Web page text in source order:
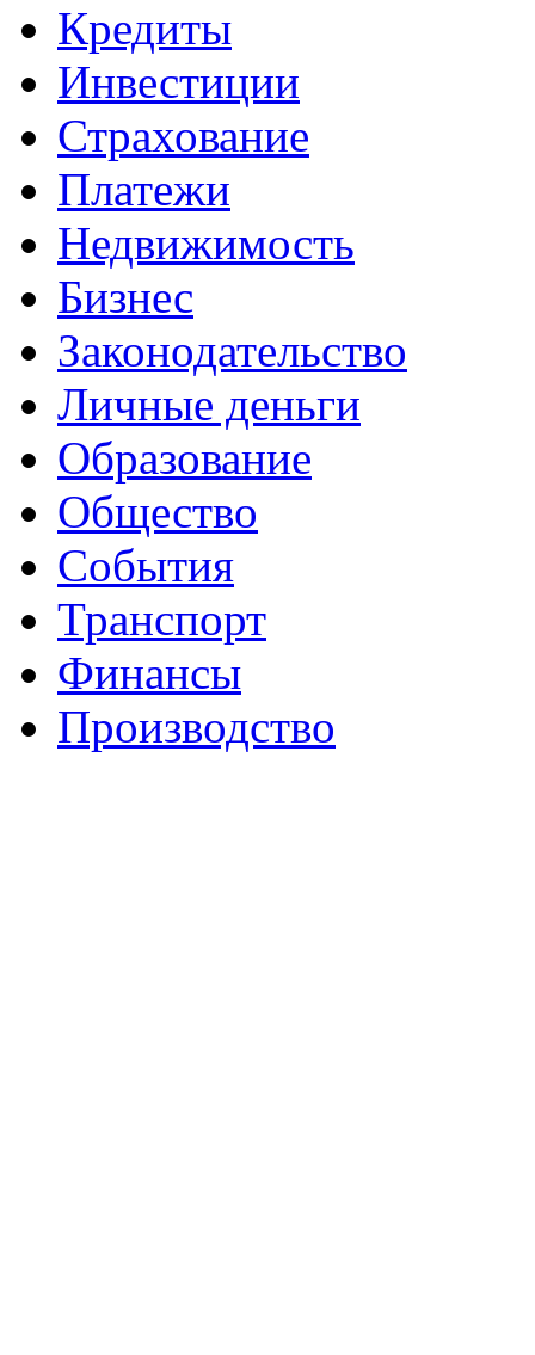
Кредиты
Инвестиции
Страхование
Платежи
Недвижимость
Бизнес
Законодательство
Личные деньги
Образование
Общество
События
Транспорт
Финансы
Производство